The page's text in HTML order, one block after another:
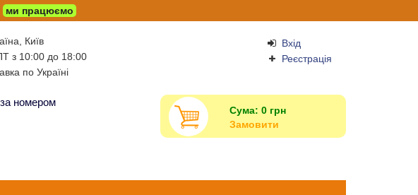
Київ
з 10:00 до 18:00
по Україні
Вхід
Реєстрація
номером
Сума: 0 грн
Замовити
ми працюємо